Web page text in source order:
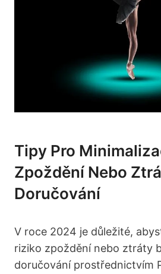
Tipy Pro
Zpoždění Nebo
Doručování
V roce 2024 je důležité,
riziko zpoždění nebo ztráty
doručování⁤ prostřednictvím